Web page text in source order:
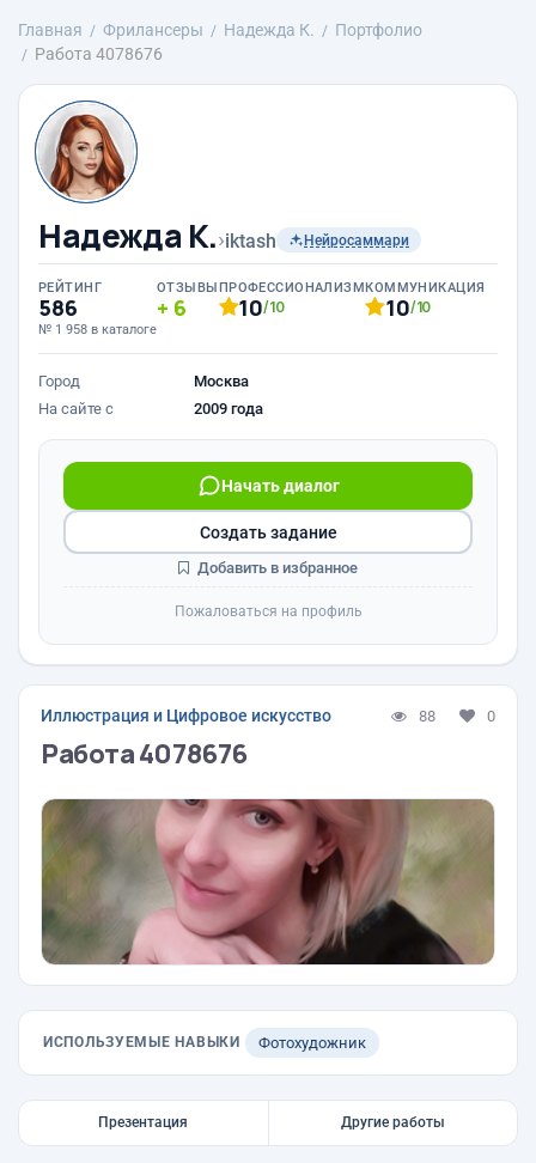
Главная Фрилансеры Надежда К.
Портфолио
Работа 4078676
Надежда К.›iktash Нейросаммари
РЕЙТИНГ
586
№ 1 958 в каталоге
ОТЗЫВЫ
6
ПРОФЕССИОНАЛИЗМ
10/10
КОММУНИКАЦИЯ
10/10
Город
Москва
На сайте с
2009 года
Начать диалог
Создать задание
Добавить в избранное
Пожаловаться на профиль
Иллюстрация и Цифровое искусство 88 0
Работа 4078676
ИСПОЛЬЗУЕМЫЕ НАВЫКИ Фотохудожник
Презентация Другие работы